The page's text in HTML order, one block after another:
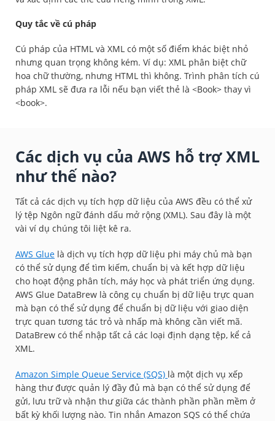
Quy tắc về cú pháp
Cú pháp của HTML và XML có một số điểm khác biệt nhỏ
nhưng quan trọng không kém. Ví dụ: XML phân biệt chữ
hoa chữ thường, nhưng HTML thì không. Trình phân tích cú
pháp XML sẽ đưa ra lỗi nếu bạn viết thẻ là <Book> thay vì
<book>.
Các dịch vụ của AWS hỗ trợ XML
như thế nào?
Tất cả các dịch vụ tích hợp dữ liệu của AWS đều có thể xử
lý tệp Ngôn ngữ đánh dấu mở rộng (XML). Sau đây là một
vài ví dụ chúng tôi liệt kê ra.
AWS Glue là dịch vụ tích hợp dữ liệu phi máy chủ mà bạn
có thể sử dụng để tìm kiếm, chuẩn bị và kết hợp dữ liệu
cho hoạt động phân tích, máy học và phát triển ứng dụng.
AWS Glue DataBrew là công cụ chuẩn bị dữ liệu trực quan
mà bạn có thể sử dụng để chuẩn bị dữ liệu với giao diện
trực quan tương tác trỏ và nhấp mà không cần viết mã.
DataBrew có thể nhập tất cả các loại định dạng tệp, kể cả
XML.
Amazon Simple Queue Service (SQS) là một dịch vụ xếp
hàng thư được quản lý đầy đủ mà bạn có thể sử dụng để
gửi, lưu trữ và nhận thư giữa các thành phần phần mềm ở
bất kỳ khối lượng nào. Tin nhắn Amazon SQS có thể chứa